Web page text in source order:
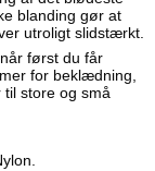
blanding gør at
utroligt slidstærkt.
først du får
for beklædning,
store og små